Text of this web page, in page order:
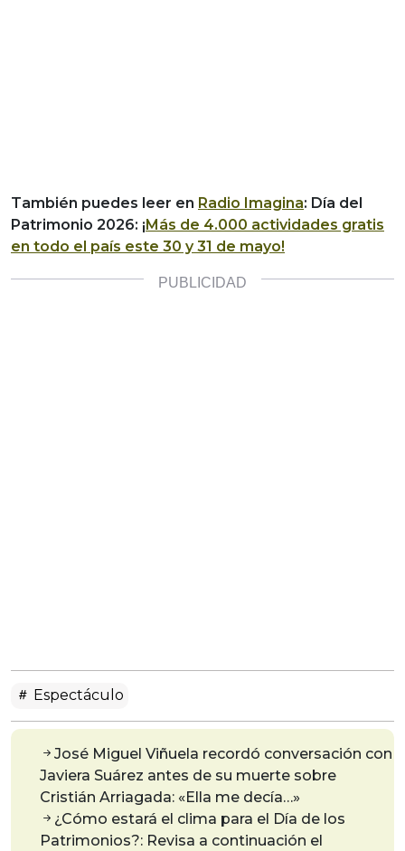
También puedes leer en Radio Imagina: Día del
Patrimonio 2026: ¡ Más de 4.000 actividades gratis
en todo el país este 30 y 31 de mayo!
Espectáculo
José Miguel Viñuela recordó conversación con
Javiera Suárez antes de su muerte sobre
Cristián Arriagada: «Ella me decía…»
¿Cómo estará el clima para el Día de los
Patrimonios?: Revisa a continuación el